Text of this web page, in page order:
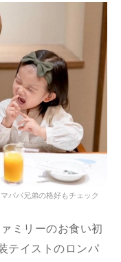
パパ兄弟の格好もチェック
ミリーのお食い初
テイストのロンパ